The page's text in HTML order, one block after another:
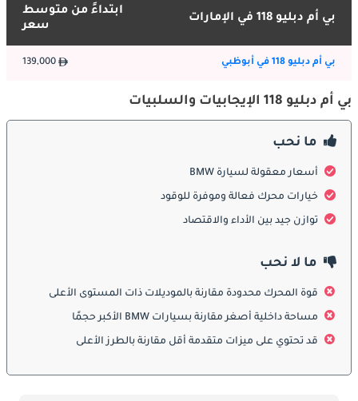
بي أم دبليو 118 في الإمارات
ابتداءً من متوسط
سعر
بي أم دبليو 118 في أبوظبي
بي أم دبليو 118 الإيجابيات والسلبيات
ما نحب
أسعار معقولة لسيارة BMW
خيارات محرك فعالة وموفرة للوقود
توازن جيد بين الأداء والاقتصاد
ما لا نحب
قوة المحرك محدودة مقارنة بالموديلات ذات المستوى الأعلى
مساحة داخلية أصغر مقارنة بسيارات BMW الأكبر حجمًا
قد تحتوي على ميزات متقدمة أقل مقارنة بالطرز الأعلى